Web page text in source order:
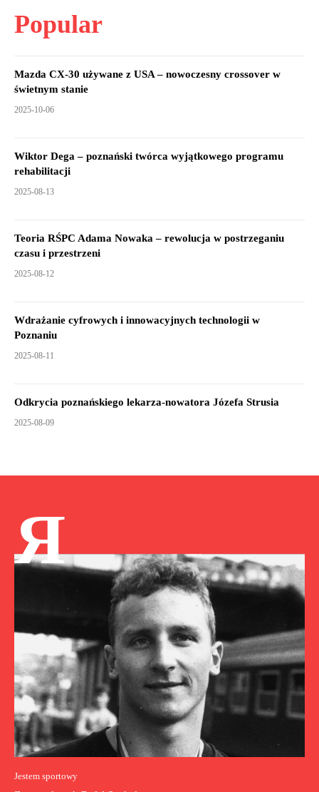
Popular
Mazda CX-30 używane z USA – nowoczesny crossover w
świetnym stanie
2025-10-06
Wiktor Dega – poznański twórca wyjątkowego programu
rehabilitacji
2025-08-13
Teoria RŚPC Adama Nowaka – rewolucja w postrzeganiu
czasu i przestrzeni
2025-08-12
Wdrażanie cyfrowych i innowacyjnych technologii w
Poznaniu
2025-08-11
Odkrycia poznańskiego lekarza-nowatora Józefa Strusia
2025-08-09
Я
Jestem sportowy